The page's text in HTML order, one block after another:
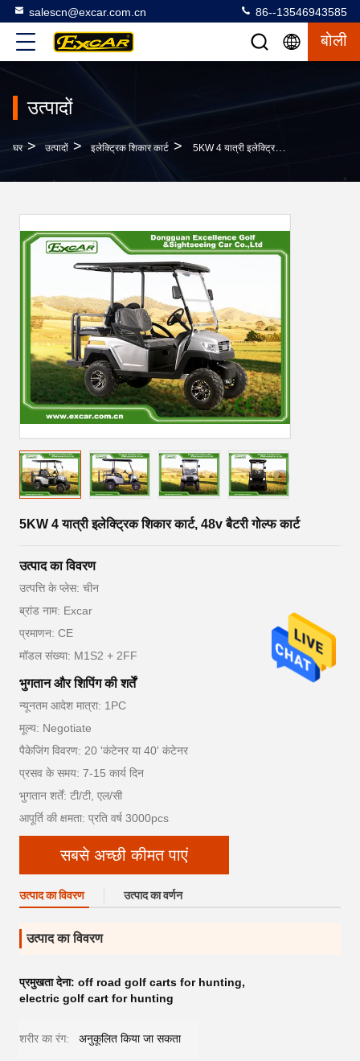
salescn@excar.com.cn 86--13546943585
बोली
उत्पादों
घर > उत्पादों > इलेक्ट्रिक शिकार कार्ट > 5KW 4 यात्री इलेक्ट्रिक शिकार कार्ट, 48v बैटरी गोल्फ कार्ट
5KW 4 यात्री इलेक्ट्रिक शिकार कार्ट, 48v बैटरी गोल्फ कार्ट
उत्पाद का विवरण
उत्पत्ति के प्लेस: चीन
ब्रांड नाम: Excar
प्रमाणन: CE
मॉडल संख्या: M1S2 + 2FF
भुगतान और शिपिंग की शर्तें
न्यूनतम आदेश मात्रा: 1PC
मूल्य: Negotiate
पैकेजिंग विवरण: 20 'कंटेनर या 40' कंटेनर
प्रसव के समय: 7-15 कार्य दिन
भुगतान शर्तें: टी/टी, एल/सी
आपूर्ति की क्षमता: प्रति वर्ष 3000pcs
सबसे अच्छी कीमत पाएं
उत्पाद का विवरण उत्पाद का वर्णन
उत्पाद का विवरण
प्रमुखता देना: off road golf carts for hunting,
electric golf cart for hunting
शरीर का रंग: अनुकूलित किया जा सकता